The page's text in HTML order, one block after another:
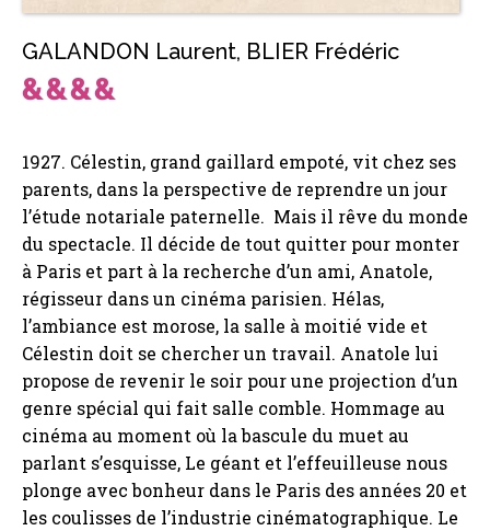
GALANDON Laurent, BLIER Frédéric
1927. Célestin, grand gaillard empoté, vit chez ses
parents, dans la perspective de reprendre un jour
l’étude notariale paternelle. Mais il rêve du monde
du spectacle. Il décide de tout quitter pour monter
à Paris et part à la recherche d’un ami, Anatole,
régisseur dans un cinéma parisien. Hélas,
l’ambiance est morose, la salle à moitié vide et
Célestin doit se chercher un travail. Anatole lui
propose de revenir le soir pour une projection d’un
genre spécial qui fait salle comble. Hommage au
cinéma au moment où la bascule du muet au
parlant s’esquisse, Le géant et l’effeuilleuse nous
plonge avec bonheur dans le Paris des années 20 et
les coulisses de l’industrie cinématographique. Le